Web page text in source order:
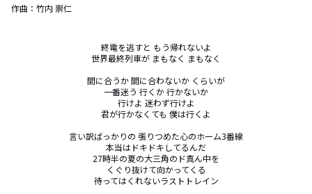
作曲： 竹内 崇仁
終電を逃すと もう帰れないよ
世界最終列車が まもなく まもなく
間に合うか 間に合わないか くらいが
一番迷う 行くか 行かないか
行けよ 迷わず行けよ
君が行かなくても 僕は行くよ
言い訳ばっかりの 張りつめた心のホーム3番線
本当はドキドキしてるんだ
27時半の夏の大三角のド真ん中を
くぐり抜けて向かってくる
待ってはくれないラストトレイン